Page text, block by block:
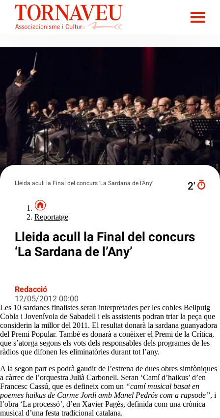
Lleida acull la Final del concurs ‘La Sardana de l’Any’ 2′
Reportatge
Lleida acull la Final del concurs
‘La Sardana de l’Any’
Redacció
12/05/2012 00:00
Les 10 sardanes finalistes seran interpretades per les cobles Bellpuig
Cobla i Jovenívola de Sabadell i els assistents podran triar la peça que
considerin la millor del 2011. El resultat donarà la sardana guanyadora
del Premi Popular. També es donarà a conèixer el Premi de la Crítica,
que s’atorga segons els vots dels responsables dels programes de les
ràdios que difonen les eliminatòries durant tot l’any.
A la segon part es podrà gaudir de l’estrena de dues obres simfòniques
a càrrec de l’orquestra Julià Carbonell. Seran ‘Camí d’haikus’ d’en
Francesc Cassú, que es defineix com un “camí musical basat en
poemes haikus de Carme Jordi amb Manel Pedrós com a rapsode”, i
l’obra ‘La processó’, d’en Xavier Pagès, definida com una crònica
musical d’una festa tradicional catalana.